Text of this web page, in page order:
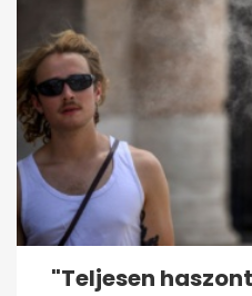
"Teljesen